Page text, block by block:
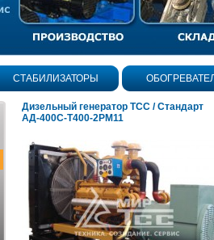
СТАБИЛИЗАТОРЫ
исполнения
Дизельный генератор ТСС / Стандарт
АД-400С-Т400-2РМ11